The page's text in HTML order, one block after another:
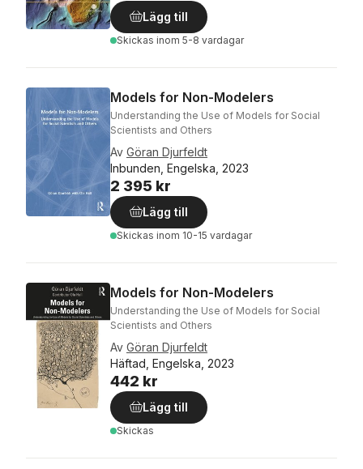
Lägg till
Skickas inom 5-8 vardagar
Models for Non-Modelers
Understanding the Use of Models for Social
Scientists and Others
Av Göran Djurfeldt
Inbunden, Engelska, 2023
2 395 kr
Lägg till
Skickas inom 10-15 vardagar
Models for Non-Modelers
Understanding the Use of Models for Social
Scientists and Others
Av Göran Djurfeldt
Häftad, Engelska, 2023
442 kr
Lägg till
Skickas